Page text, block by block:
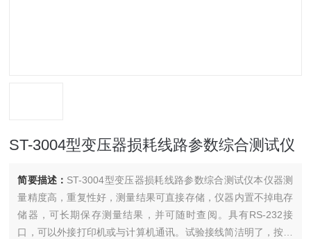
ST-3004型变压器损耗线路参数综合测试仪
简要描述： ST-3004型变压器损耗线路参数综合测试仪本仪器测
量精度高，重复性好，测量结果可直接存储，仪器内置不掉电存
储器，可长期保存测量结果，并可随时查阅。具有RS-232接
口，可以外接打印机或与计算机通讯。试验接线简洁明了，按相